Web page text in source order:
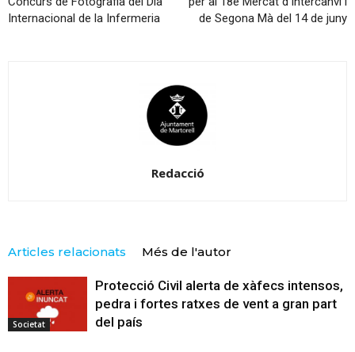
Internacional de la Infermeria
de Segona Mà del 14 de juny
Redacció
Articles relacionats Més de l'autor
Societat
Protecció Civil alerta de xàfecs intensos,
pedra i fortes ratxes de vent a gran part
del país